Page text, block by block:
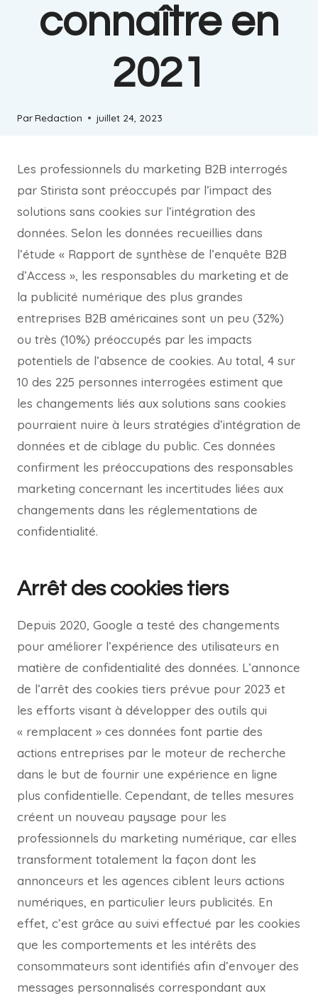
connaître en
2021
ParRedaction juillet 24, 2023
Les professionnels du marketing B2B interrogés
par Stirista sont préoccupés par l’impact des
solutions sans cookies sur l’intégration des
données. Selon les données recueillies dans
l’étude « Rapport de synthèse de l’enquête B2B
d’Access », les responsables du marketing et de
la publicité numérique des plus grandes
entreprises B2B américaines sont un peu (32%)
ou très (10%) préoccupés par les impacts
potentiels de l’absence de cookies. Au total, 4 sur
10 des 225 personnes interrogées estiment que
les changements liés aux solutions sans cookies
pourraient nuire à leurs stratégies d’intégration de
données et de ciblage du public. Ces données
confirment les préoccupations des responsables
marketing concernant les incertitudes liées aux
changements dans les réglementations de
confidentialité.
Arrêt des cookies tiers
Depuis 2020, Google a testé des changements
pour améliorer l’expérience des utilisateurs en
matière de confidentialité des données. L’annonce
de l’arrêt des cookies tiers prévue pour 2023 et
les efforts visant à développer des outils qui
« remplacent » ces données font partie des
actions entreprises par le moteur de recherche
dans le but de fournir une expérience en ligne
plus confidentielle. Cependant, de telles mesures
créent un nouveau paysage pour les
professionnels du marketing numérique, car elles
transforment totalement la façon dont les
annonceurs et les agences ciblent leurs actions
numériques, en particulier leurs publicités. En
effet, c’est grâce au suivi effectué par les cookies
que les comportements et les intérêts des
consommateurs sont identifiés afin d’envoyer des
messages personnalisés correspondant aux